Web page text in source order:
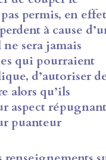
permis, en
à cause
sera jamais
qui pourraient
d’autoriser
alors qu’ils
aspect répugnant
puanteur